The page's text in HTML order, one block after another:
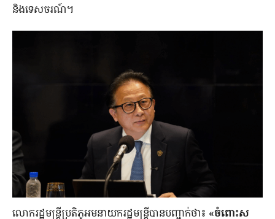
និងទេសចរណ៍។
លោករដ្ឋមន្រ្តីប្រតិភូអមនាយករដ្ឋមន្រ្តីបានបញ្ជាក់ថា៖ «ចំពោះស